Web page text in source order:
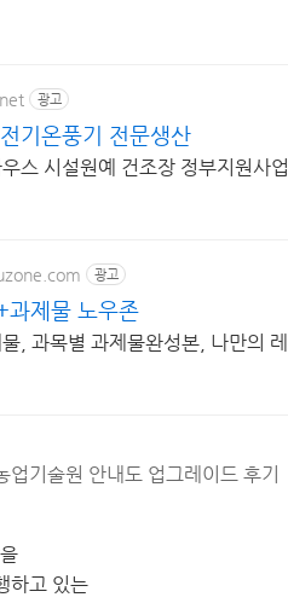
광고
기온풍기 전문생산
스 시설원예 건조장 정부지원
광고
과제물 노우존
, 과목별 과제물완성본, 나만의
업기술원 안내도 업그레이드 후기
하고 있는